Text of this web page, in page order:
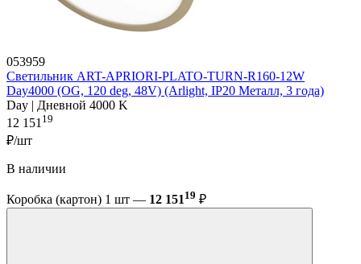
053959
Светильник ART-APRIORI-PLATO-TURN-R160-12W
Day4000 (OG, 120 deg, 48V) (Arlight, IP20 Металл, 3 года)
Day | Дневной 4000 K
12 15119
₽/шт
В наличии
Коробка (картон) 1 шт — 12 151 19 ₽